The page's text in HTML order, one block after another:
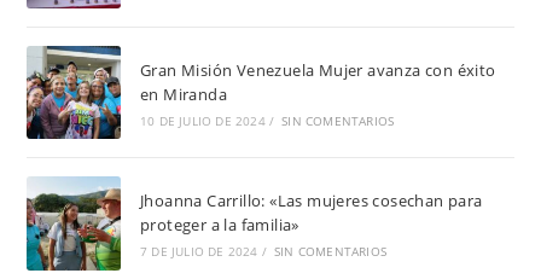
Gran Misión Venezuela Mujer avanza con éxito
en Miranda
10 DE JULIO DE 2024 / SIN COMENTARIOS
Jhoanna Carrillo: «Las mujeres cosechan para
proteger a la familia»
7 DE JULIO DE 2024 / SIN COMENTARIOS